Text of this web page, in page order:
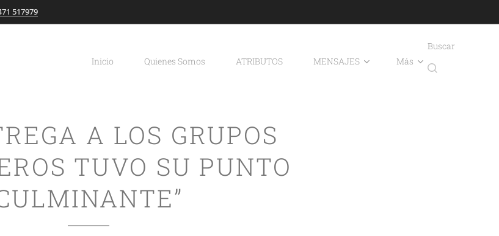
517979
Inicio Quienes Somos ATRIBUTOS MENSAJES Más
Buscar
A LOS GRUPOS
TUVO SU PUNTO